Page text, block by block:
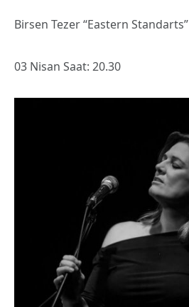
Birsen Tezer “Eastern Standarts”
03 Nisan Saat: 20.30